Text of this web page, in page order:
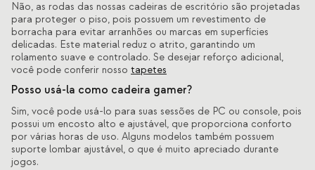
Não, as rodas das nossas cadeiras de escritório são projetadas
para proteger o piso, pois possuem um revestimento de
borracha para evitar arranhões ou marcas em superfícies
delicadas. Este material reduz o atrito, garantindo um
rolamento suave e controlado. Se desejar reforço adicional,
você pode conferir nosso tapetes
Posso usá-la como cadeira gamer?
Sim, você pode usá-lo para suas sessões de PC ou console, pois
possui um encosto alto e ajustável, que proporciona conforto
por várias horas de uso. Alguns modelos também possuem
suporte lombar ajustável, o que é muito apreciado durante
jogos.